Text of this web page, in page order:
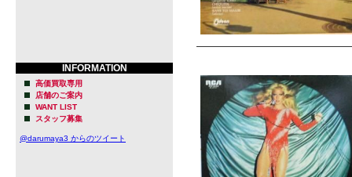
INFORMATION
高価買取専用
店舗のご案内
WANT LIST
スタッフ募集
@darumaya3 からのツイート